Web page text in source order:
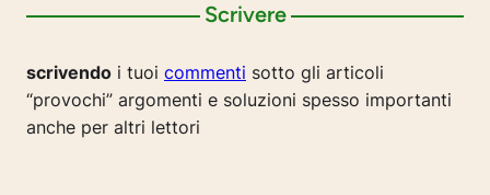
Scrivere
scrivendo i tuoi commenti sotto gli articoli
“provochi” argomenti e soluzioni spesso importanti
anche per altri lettori